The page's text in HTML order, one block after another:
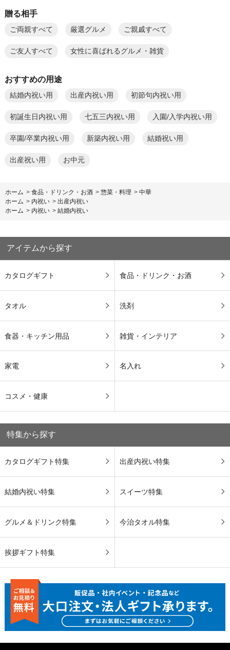
贈る相手
ご両親すべて 厳選グルメ ご親戚すべて
ご友人すべて 女性に喜ばれるグルメ・雑貨
おすすめの用途
結婚内祝い用 出産内祝い用 初節句内祝い用
初誕生日内祝い用 七五三内祝い用 入園/入学内祝い用
卒園/卒業内祝い用 新築内祝い用 結婚祝い用
出産祝い用 お中元
ホーム > 食品・ドリンク・お酒 > 惣菜・料理 > 中華
ホーム > 内祝い > 出産内祝い
ホーム > 内祝い > 結婚内祝い
アイテムから探す
カタログギフト 食品・ドリンク・お酒
タオル 洗剤
食器・キッチン用品 雑貨・インテリア
家電 名入れ
コスメ・健康
特集から探す
カタログギフト特集 出産内祝い特集
結婚内祝い特集 スイーツ特集
グルメ＆ドリンク特集 今治タオル特集
挨拶ギフト特集